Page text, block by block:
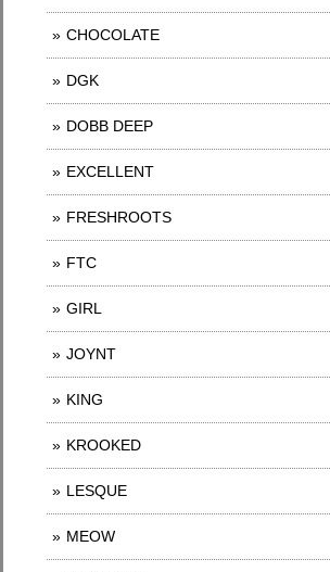
CHOCOLATE
DGK
DOBB DEEP
EXCELLENT
FRESHROOTS
FTC
GIRL
JOYNT
KING
KROOKED
LESQUE
MEOW